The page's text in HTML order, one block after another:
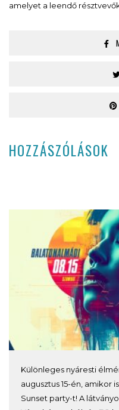
amelyet a leendő
HOZZÁSZÓLÁSOK
Különleges nyáresti
augusztus 15-én, amikor
Sunset party-t! A